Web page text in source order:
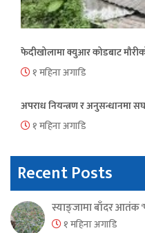
फेदीखोलामा क्युआर कोडबाट
१ महिना अगाडि
अपराध नियन्त्रण र अनुसन्धानमा
१ महिना अगाडि
Recent Posts
स्याङ्जामा बाँदर आतंक
१ महिना अगाडि